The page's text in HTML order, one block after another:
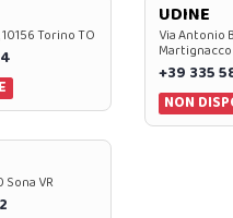
Torino TO
UDINE
Via Antonio
Martignacco
+39 335
NON
VR